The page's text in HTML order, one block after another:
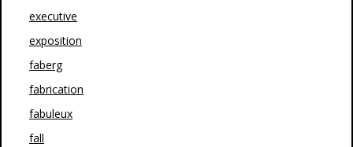
executive
exposition
faberg
fabrication
fabuleux
fall